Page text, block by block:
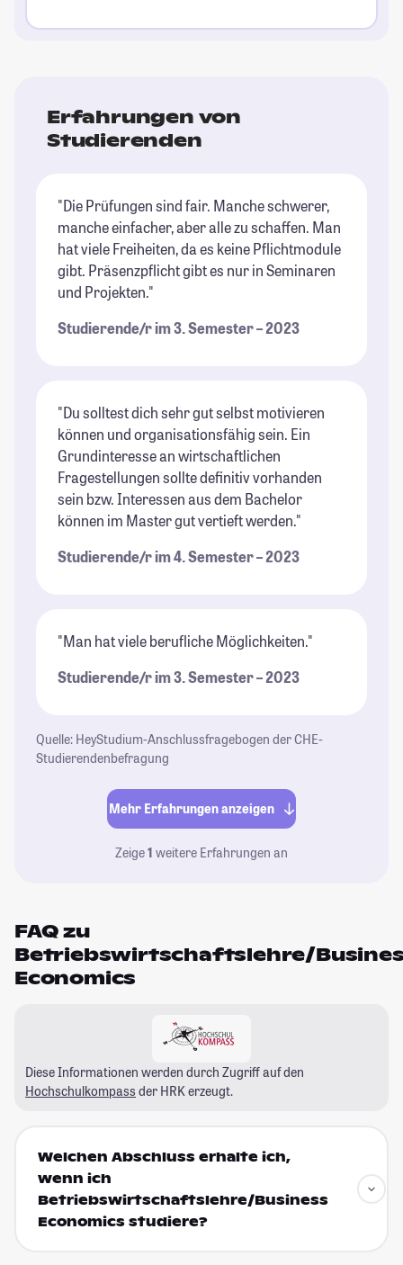
Erfahrungen von
Studierenden
"Die Prüfungen sind fair. Manche schwerer,
manche einfacher, aber alle zu schaffen. Man
hat viele Freiheiten, da es keine Pflichtmodule
gibt. Präsenzpflicht gibt es nur in Seminaren
und Projekten."
Studierende/r im 3. Semester – 2023
"Du solltest dich sehr gut selbst motivieren
können und organisationsfähig sein. Ein
Grundinteresse an wirtschaftlichen
Fragestellungen sollte definitiv vorhanden
sein bzw. Interessen aus dem Bachelor
können im Master gut vertieft werden."
Studierende/r im 4. Semester – 2023
"Man hat viele berufliche Möglichkeiten."
Studierende/r im 3. Semester – 2023
Quelle: HeyStudium-Anschlussfragebogen der CHE-
Studierendenbefragung
Mehr Erfahrungen anzeigen
Zeige1 weitere Erfahrungen an
FAQ zu
Betriebswirtschaftslehre/
Economics
Diese Informationen werden durch Zugriff auf den
Hochschulkompass der HRK erzeugt.
Welchen Abschluss erhalte ich,
wenn ich
Betriebswirtschaftslehre/Business
Economics studiere?